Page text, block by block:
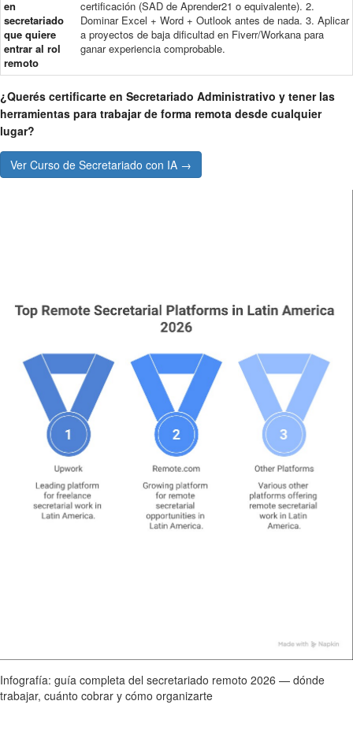
en
secretariado
que quiere
entrar al rol
remoto
certificación (SAD de Aprender21 o equivalente). 2.
Dominar Excel + Word + Outlook antes de nada. 3. Aplicar
a proyectos de baja dificultad en Fiverr/Workana para
ganar experiencia comprobable.
¿Querés certificarte en Secretariado Administrativo y tener las
herramientas para trabajar de forma remota desde cualquier
lugar?
Ver Curso de Secretariado con IA →
Infografía: guía completa del secretariado remoto 2026 — dónde
trabajar, cuánto cobrar y cómo organizarte